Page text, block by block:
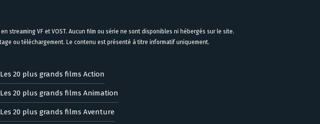
VF et VOST. Aucun film ou série ne sont disponibles ni hébergés sur le site.
ou téléchargement. Le contenu est présenté à titre informatif uniquement.
Les 20 plus grands films Action
Les 20 plus grands films Animation
Les 20 plus grands films Aventure